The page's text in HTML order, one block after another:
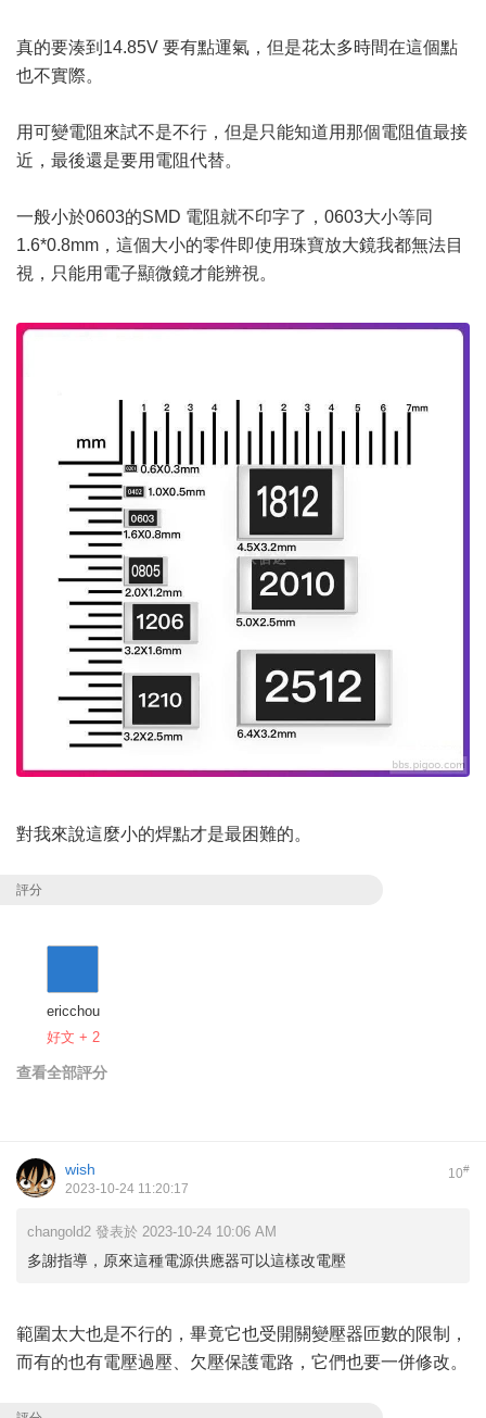
真的要湊到14.85V 要有點運氣，但是花太多時間在這個點
也不實際。
用可變電阻來試不是不行，但是只能知道用那個電阻值最接
近，最後還是要用電阻代替。
一般小於0603的SMD 電阻就不印字了，0603大小等同
1.6*0.8mm，這個大小的零件即使用珠寶放大鏡我都無法目
視，只能用電子顯微鏡才能辨視。
對我來說這麼小的焊點才是最困難的。
評分
ericchou
好文 + 2
查看全部評分
10#
wish
2023-10-24 11:20:17
changold2 發表於 2023-10-24 10:06 AM
多謝指導，原來這種電源供應器可以這樣改電壓
範圍太大也是不行的，畢竟它也受開關變壓器匝數的限制，
而有的也有電壓過壓、欠壓保護電路，它們也要一併修改。